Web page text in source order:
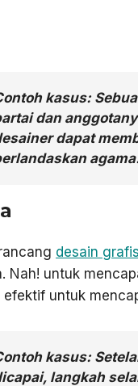
kasus:
dan
dapat
desain grafis
Nah! untuk
untuk
kasus:
langkah